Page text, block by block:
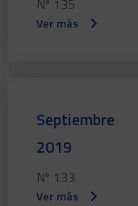
Nº 135
Ver más
Septiembre
2019
Nº 133
Ver más